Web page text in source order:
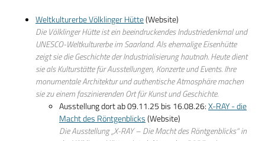
Weltkulturerbe Völklinger Hütte(Website)
Die Völklinger Hütte ist ein beeindruckendes Industriedenkmal und
UNESCO-Weltkulturerbe im Saarland. Als ehemalige Eisenhütte
zeigt sie die Geschichte der Industrialisierung hautnah. Heute dient
sie als Kulturstätte für Ausstellungen, Konzerte und Events. Ihre
monumentale Architektur und authentische Atmosphäre machen
sie zu einem faszinierenden Ort für Kunst und Geschichte.
Ausstellung dort ab 09.11.25 bis 16.08.26:X-RAY - die
Macht des Röntgenblicks(Website)
Die Ausstellung „X-RAY – Die Macht des Röntgenblicks“ in